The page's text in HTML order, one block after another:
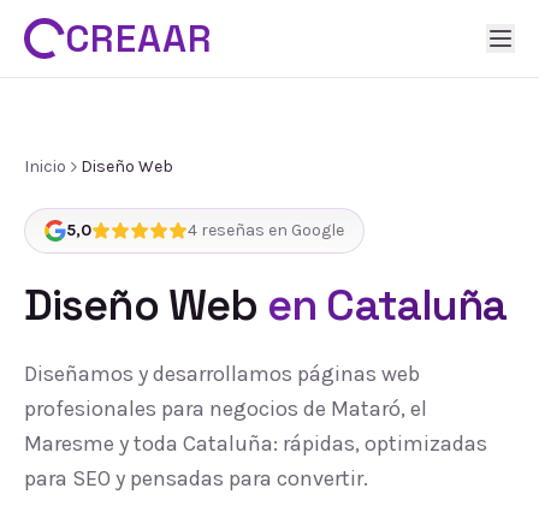
CREAAR
Inicio Diseño Web
5,0 4 reseñas en Google
Diseño Web en Cataluña
Diseñamos y desarrollamos páginas web
profesionales para negocios de Mataró, el
Maresme y toda Cataluña: rápidas, optimizadas
para SEO y pensadas para convertir.